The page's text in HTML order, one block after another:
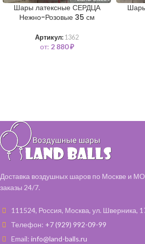
Шары латексные СЕРДЦА
Нежно-Розовые 35 см
Артикул: 1362
от: 2 880₽
Доставка воздушных шаров по Москве и
заказы 24/7.
111524, Россия, Москва, ул. Шверника,
Телефон: +7 (929) 992-09-99
Email: info@land-balls.ru